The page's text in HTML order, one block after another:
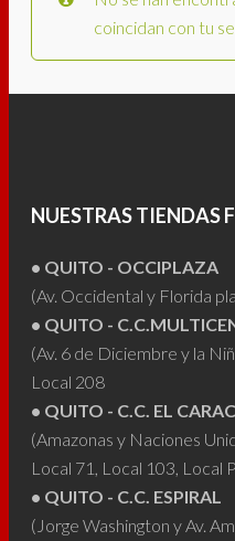
coincidan con tu
NUESTRAS TIENDAS
• QUITO - OCCIPLAZA
(Av. Occidental y Florida
• QUITO -
(Av. 6 de Diciembre y la
Local 208
• QUITO - C.C. EL
(Amazonas y Naciones
Local 71, Local 103, Local
• QUITO - C.C. ESPIRAL
(Jorge Washington y Av.